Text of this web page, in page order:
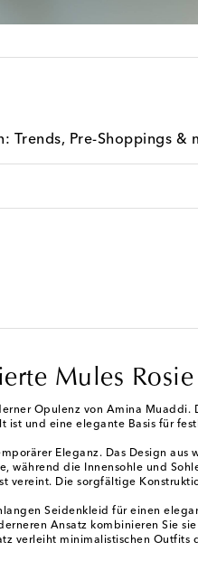
Trends, Pre-Shoppings &
Mules Rosie
Opulenz von Amina
ist und eine elegante Basis für
Eleganz. Das Design
während die Innensohle und
vereint. Die sorgfältige
Seidenkleid für einen
Ansatz kombinieren Sie
verleiht minimalistischen Outfits